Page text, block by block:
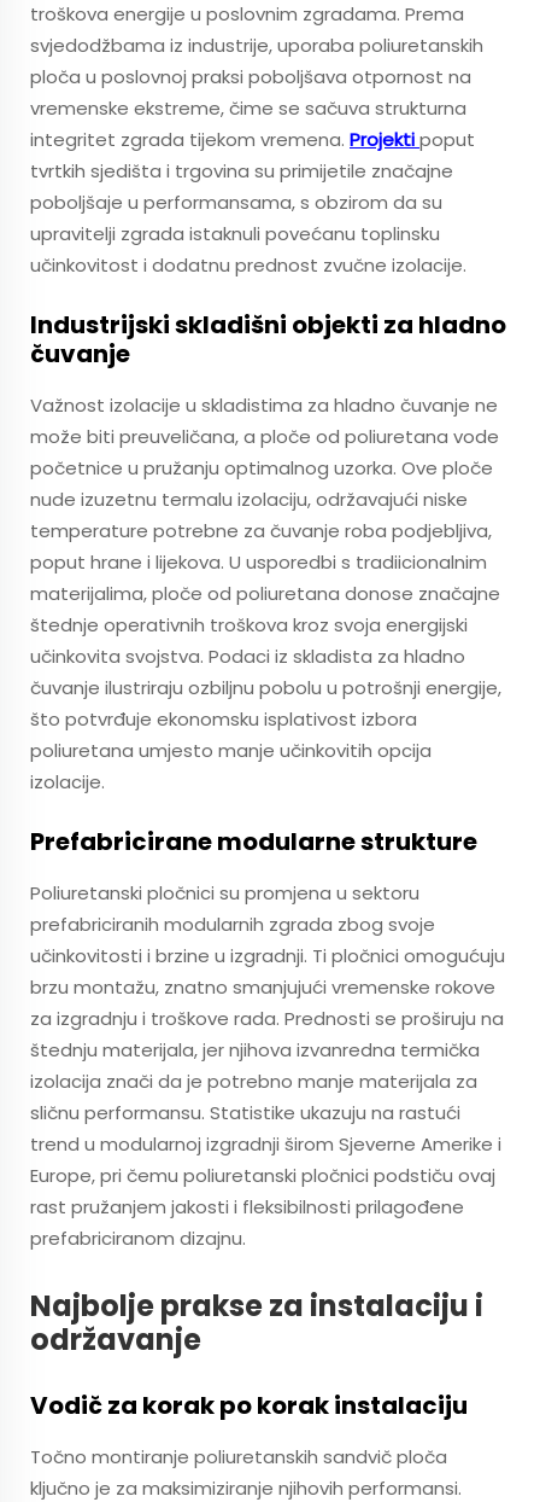
troškova energije u poslovnim zgradama. Prema
svjedodžbama iz industrije, uporaba poliuretanskih
ploča u poslovnoj praksi poboljšava otpornost na
vremenske ekstreme, čime se sačuva strukturna
integritet zgrada tijekom vremena. Projektipoput
tvrtkih sjedišta i trgovina su primijetile značajne
poboljšaje u performansama, s obzirom da su
upravitelji zgrada istaknuli povećanu toplinsku
učinkovitost i dodatnu prednost zvučne izolacije.
Industrijski skladišni objekti za hladno
čuvanje
Važnost izolacije u skladistima za hladno čuvanje ne
može biti preuveličana, a ploče od poliuretana vode
početnice u pružanju optimalnog uzorka. Ove ploče
nude izuzetnu termalu izolaciju, održavajući niske
temperature potrebne za čuvanje roba podjebljiva,
poput hrane i lijekova. U usporedbi s tradiicionalnim
materijalima, ploče od poliuretana donose značajne
štednje operativnih troškova kroz svoja energijski
učinkovita svojstva. Podaci iz skladista za hladno
čuvanje ilustriraju ozbiljnu pobolu u potrošnji energije,
što potvrđuje ekonomsku isplativost izbora
poliuretana umjesto manje učinkovitih opcija
izolacije.
Prefabricirane modularne strukture
Poliuretanski pločnici su promjena u sektoru
prefabriciranih modularnih zgrada zbog svoje
učinkovitosti i brzine u izgradnji. Ti pločnici omogućuju
brzu montažu, znatno smanjujući vremenske rokove
za izgradnju i troškove rada. Prednosti se proširuju na
štednju materijala, jer njihova izvanredna termička
izolacija znači da je potrebno manje materijala za
sličnu performansu. Statistike ukazuju na rastući
trend u modularnoj izgradnji širom Sjeverne Amerike i
Europe, pri čemu poliuretanski pločnici podstiču ovaj
rast pružanjem jakosti i fleksibilnosti prilagođene
prefabriciranom dizajnu.
Najbolje prakse za instalaciju i
održavanje
Vodič za korak po korak instalaciju
Točno montiranje poliuretanskih sandvič ploča
ključno je za maksimiziranje njihovih performansi.